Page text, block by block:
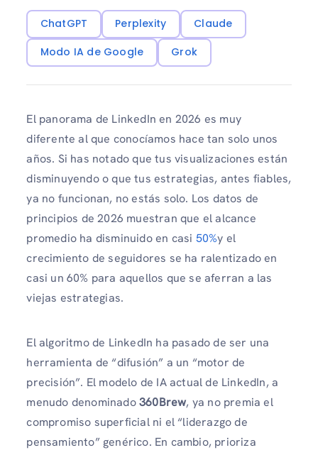
ChatGPT Perplexity
Claude
Modo IA de Google
Grok
El panorama de LinkedIn en 2026 es muy
diferente al que conocíamos hace tan solo unos
años. Si has notado que tus visualizaciones están
disminuyendo o que tus estrategias, antes fiables,
ya no funcionan, no estás solo. Los datos de
principios de 2026 muestran que el alcance
promedio ha disminuido en casi 50%y el
crecimiento de seguidores se ha ralentizado en
casi un 60% para aquellos que se aferran a las
viejas estrategias.
El algoritmo de LinkedIn ha pasado de ser una
herramienta de “difusión” a un “motor de
precisión”. El modelo de IA actual de LinkedIn, a
menudo denominado360Brew, ya no premia el
compromiso superficial ni el “liderazgo de
pensamiento” genérico. En cambio, prioriza